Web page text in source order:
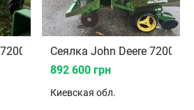
2005Сеялка John Deere 7200
892 600 грн
Киевская обл.